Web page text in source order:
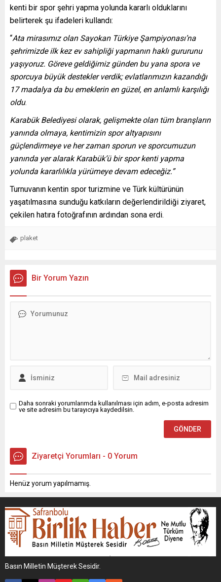
kenti bir spor şehri yapma yolunda kararlı olduklarını
belirterek şu ifadeleri kullandı:
“Ata mirasımız olan Sayokan Türkiye Şampiyonası’na
şehrimizde ilk kez ev sahipliği yapmanın haklı gururunu
yaşıyoruz. Göreve geldiğimiz günden bu yana spora ve
sporcuya büyük destekler verdik; evlatlarımızın kazandığı
17 madalya da bu emeklerin en güzel, en anlamlı karşılığı
oldu.
Karabük Belediyesi olarak, gelişmekte olan tüm branşların
yanında olmaya, kentimizin spor altyapısını
güçlendirmeye ve her zaman sporun ve sporcumuzun
yanında yer alarak Karabük’ü bir spor kenti yapma
yolunda kararlılıkla yürümeye devam edeceğiz.”
Turnuvanın kentin spor turizmine ve Türk kültürünün
yaşatılmasına sunduğu katkıların değerlendirildiği ziyaret,
çekilen hatıra fotoğrafının ardından sona erdi.
plaket
Bir Yorum Yazın
Daha sonraki yorumlarımda kullanılması için adım, e-posta adresim
ve site adresim bu tarayıcıya kaydedilsin.
Ziyaretçi Yorumları - 0 Yorum
Henüz yorum yapılmamış.
Basın Milletin Müşterek Sesidir.